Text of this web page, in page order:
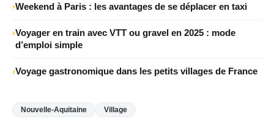
Weekend à Paris : les avantages de se déplacer en taxi
Voyager en train avec VTT ou gravel en 2025 : mode
d’emploi simple
Voyage gastronomique dans les petits villages de France
Nouvelle-Aquitaine Village